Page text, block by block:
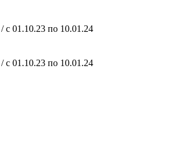
с 01.10.23 по 10.01.24
с 01.10.23 по 10.01.24